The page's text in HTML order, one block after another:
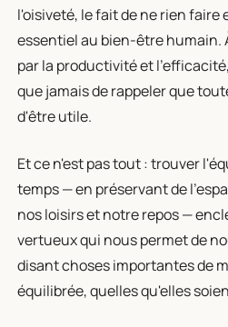
l'oisiveté, le fait de ne rien faire
essentiel au bien-être humain.
par la productivité et
que jamais de rappeler que
d'être utile.
Et ce n'est pas tout : trouver
temps — en préservant de
nos loisirs et notre repos —
vertueux qui nous permet de
disant choses importantes de
équilibrée, quelles qu'elles